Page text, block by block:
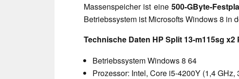
Massenspeicher ist eine 500-GByte-
Betriebssystem ist Microsofts Windows 8 in
Technische Daten HP Split 13-m115sg x2
Betriebssystem Windows 8 64
Prozessor: Intel, Core i5-4200Y (1,4